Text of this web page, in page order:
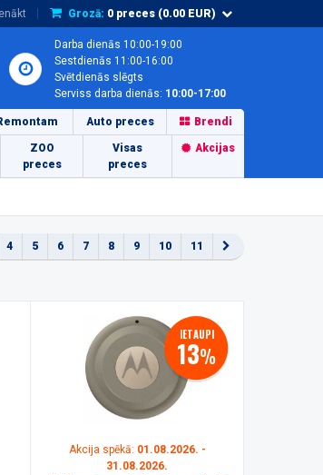
Ienākt Grozā: 0 preces (0.00 EUR)
Darba dienās 10:00-19:00
Sestdienās 11:00-16:00
Svētdienās slēgts
Serviss darba dienās: 10:00-17:00
Auto preces Brendi
ZOO
preces
Visas
preces
Akcijas
4 5 6 7 8 9 10 11
IETAUPI
13%
Akcija spēkā: 01.08.2026. -
31.08.2026.